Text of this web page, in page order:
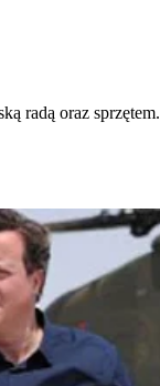
radą oraz sprzętem.